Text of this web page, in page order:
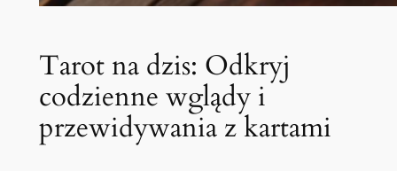
Tarot na dzis: Odkryj
codzienne wglądy i
przewidywania z kartami